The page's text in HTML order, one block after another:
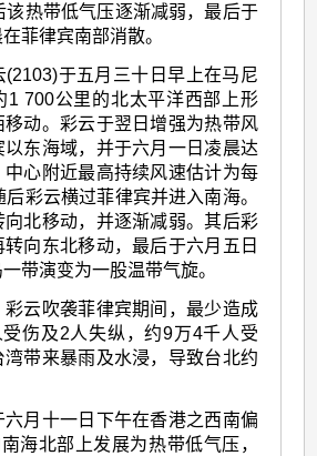
该热带低气压逐渐减弱，最后于
菲律宾南部消散。
(2103)于五月三十日早上在马尼
1 700公里的北太平洋西部上形
移动。彩云于翌日增强为热带风
东海域，并于六月一日凌晨达
中心附近最高持续风速估计为每
彩云横过菲律宾并进入南海。
向北移动，并逐渐减弱。其后彩
向东北移动，最后于六月五日
带演变为一股温带气旋。
云吹袭菲律宾期间，最少造成
伤及2人失纵，约9万4千人受
湾带来暴雨及水浸，导致台北约
月十一日下午在香港之西南偏
海北部上发展为热带低气压，